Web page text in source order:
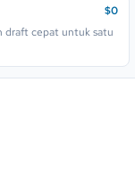
dan tekstur cat kaya.
$0
draft cepat untuk satu